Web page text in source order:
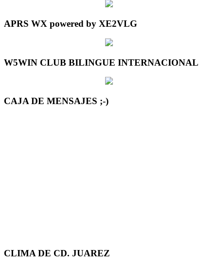
APRS WX powered by XE2VLG
W5WIN CLUB BILINGUE INTERNACIONAL
CAJA DE MENSAJES ;-)
CLIMA DE CD. JUAREZ